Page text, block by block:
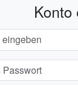
Konto